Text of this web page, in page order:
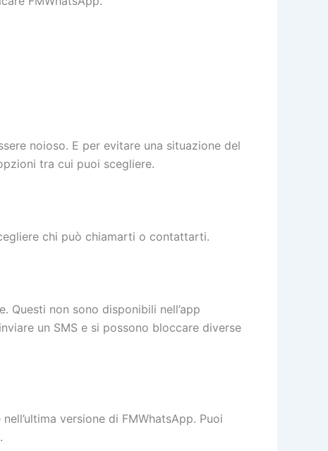
noioso. E per evitare una situazione del
tra cui puoi scegliere.
chi può chiamarti o contattarti.
Questi non sono disponibili nell’app
un SMS e si possono bloccare diverse
versione di FMWhatsApp. Puoi